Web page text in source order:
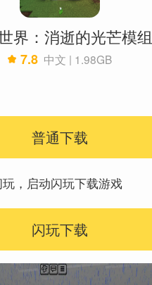
界：消逝的光芒模组
7.8 中文 | 1.98GB
普通下载
，启动闪玩下载游戏
闪玩下载